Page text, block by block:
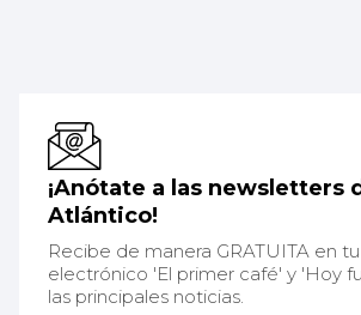
¡Anótate a las newsletters
Atlántico!
Recibe de manera GRATUITA en
electrónico 'El primer café' y 'Hoy
las principales noticias.